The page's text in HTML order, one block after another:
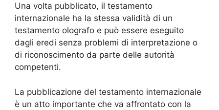
Una volta pubblicato, il testamento
internazionale ha la stessa validità di un
testamento olografo e può essere eseguito
dagli eredi senza problemi di interpretazione o
di riconoscimento da parte delle autorità
competenti.
La pubblicazione del testamento internazionale
è un atto importante che va affrontato con la